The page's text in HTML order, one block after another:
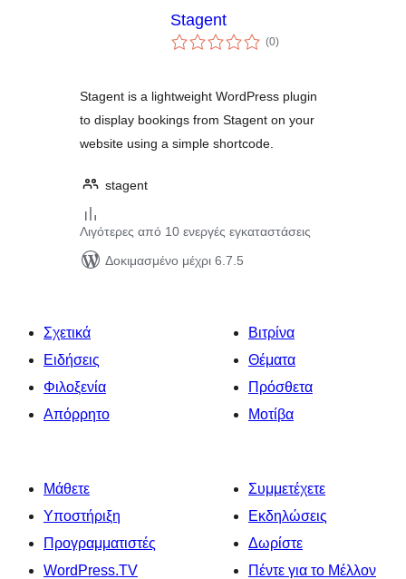
Stagent
(0αξιολογήσεις
σύνολο
)
Stagent is a lightweight WordPress plugin
to display bookings from Stagent on your
website using a simple shortcode.
stagent
Λιγότερες από 10 ενεργές εγκαταστάσεις
Δοκιμασμένο μέχρι 6.7.5
Σχετικά
Ειδήσεις
Φιλοξενία
Απόρρητο
Βιτρίνα
Θέματα
Πρόσθετα
Μοτίβα
Μάθετε
Υποστήριξη
Προγραμματιστές
WordPress.TV
Συμμετέχετε
Εκδηλώσεις
Δωρίστε
Πέντε για το Μέλλον